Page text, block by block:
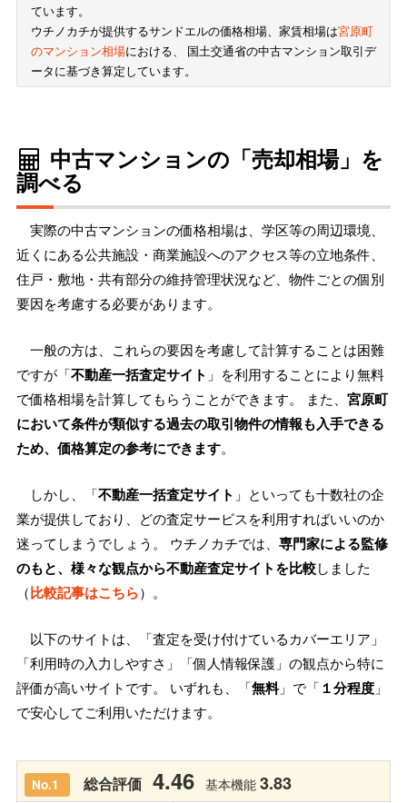
ています。
ウチノカチが提供するサンドエルの価格相場、家賃相場は宮原町
のマンション相場における、 国土交通省の中古マンション取引デ
ータに基づき算定しています。
中古マンションの「売却相場」を
調べる
実際の中古マンションの価格相場は、学区等の周辺環境、
近くにある公共施設・商業施設へのアクセス等の立地条件、
住戸・敷地・共有部分の維持管理状況など、物件ごとの個別
要因を考慮する必要があります。
一般の方は、これらの要因を考慮して計算することは困難
ですが「不動産一括査定サイト 」を利用することにより無料
で価格相場を計算してもらうことができます。 また、 宮原町
において条件が類似する過去の取引物件の情報も入手できる
ため、価格算定の参考にできます。
しかし、「不動産一括査定サイト 」といっても十数社の企
業が提供しており、どの査定サービスを利用すればいいのか
迷ってしまうでしょう。 ウチノカチでは、 専門家による監修
のもと、様々な観点から不動産査定サイトを比較しました
（比較記事はこちら）。
以下のサイトは、「査定を受け付けているカバーエリア」
「利用時の入力しやすさ」「個人情報保護」の観点から特に
評価が高いサイトです。 いずれも、「無料」で「 １分程度 」
で安心してご利用いただけます。